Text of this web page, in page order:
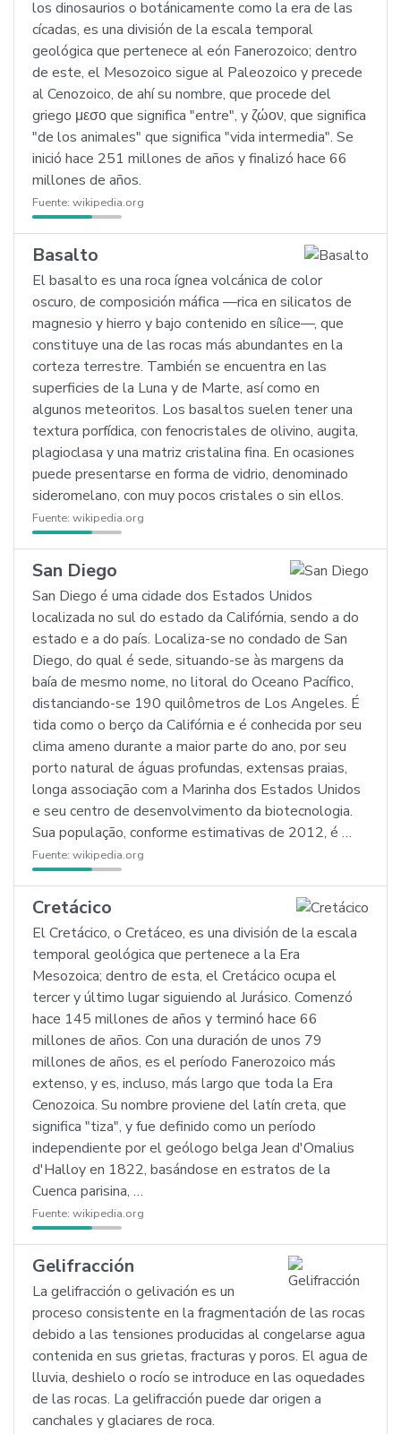
los dinosaurios o botánicamente como la era de las
cícadas, es una división de la escala temporal
geológica que pertenece al eón Fanerozoico; dentro
de este, el Mesozoico sigue al Paleozoico y precede
al Cenozoico, de ahí su nombre, que procede del
griego μεσο que significa "entre", y ζώον, que significa
"de los animales" que significa "vida intermedia". Se
inició hace 251 millones de años y finalizó hace 66
millones de años.
Fuente: wikipedia.org
Basalto
El basalto es una roca ígnea volcánica de color
oscuro, de composición máfica —rica en silicatos de
magnesio y hierro y bajo contenido en sílice—, que
constituye una de las rocas más abundantes en la
corteza terrestre. También se encuentra en las
superficies de la Luna y de Marte, así como en
algunos meteoritos. Los basaltos suelen tener una
textura porfídica, con fenocristales de olivino, augita,
plagioclasa y una matriz cristalina fina. En ocasiones
puede presentarse en forma de vidrio, denominado
sideromelano, con muy pocos cristales o sin ellos.
Fuente: wikipedia.org
San Diego
San Diego é uma cidade dos Estados Unidos
localizada no sul do estado da Califórnia, sendo a do
estado e a do país. Localiza-se no condado de San
Diego, do qual é sede, situando-se às margens da
baía de mesmo nome, no litoral do Oceano Pacífico,
distanciando-se 190 quilômetros de Los Angeles. É
tida como o berço da Califórnia e é conhecida por seu
clima ameno durante a maior parte do ano, por seu
porto natural de águas profundas, extensas praias,
longa associação com a Marinha dos Estados Unidos
e seu centro de desenvolvimento da biotecnologia.
Sua população, conforme estimativas de 2012, é …
Fuente: wikipedia.org
Cretácico
El Cretácico, o Cretáceo, es una división de la escala
temporal geológica que pertenece a la Era
Mesozoica; dentro de esta, el Cretácico ocupa el
tercer y último lugar siguiendo al Jurásico. Comenzó
hace 145 millones de años y terminó hace 66
millones de años. Con una duración de unos 79
millones de años, es el período Fanerozoico más
extenso, y es, incluso, más largo que toda la Era
Cenozoica. Su nombre proviene del latín creta, que
significa "tiza", y fue definido como un período
independiente por el geólogo belga Jean d'Omalius
d'Halloy en 1822, basándose en estratos de la
Cuenca parisina, …
Fuente: wikipedia.org
Gelifracción
La gelifracción o gelivación es un
proceso consistente en la fragmentación de las rocas
debido a las tensiones producidas al congelarse agua
contenida en sus grietas, fracturas y poros. El agua de
lluvia, deshielo o rocío se introduce en las oquedades
de las rocas. La gelifracción puede dar origen a
canchales y glaciares de roca.